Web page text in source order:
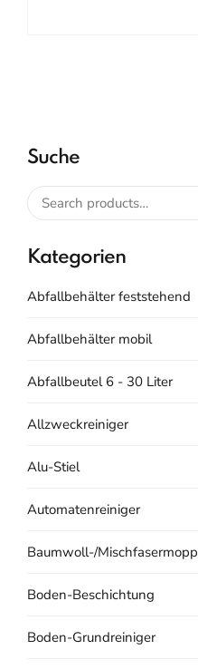
Suche
Kategorien
Abfallbehälter feststehend
Abfallbehälter mobil
Abfallbeutel 6 - 30 Liter
Allzweckreiniger
Alu-Stiel
Automatenreiniger
Baumwoll-/Mischfasermopp
Boden-Beschichtung
Boden-Grundreiniger